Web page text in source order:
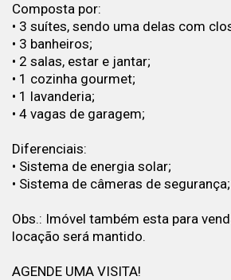
Composta por:
• 3 suítes, sendo uma delas com
• 3 banheiros;
• 2 salas, estar e jantar;
• 1 cozinha gourmet;
• 1 lavanderia;
• 4 vagas de garagem;
Diferenciais:
• Sistema de energia solar;
• Sistema de câmeras de segurança;
Obs.: Imóvel também esta para
locação será mantido.
AGENDE UMA VISITA!